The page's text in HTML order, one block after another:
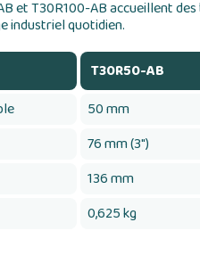
et T30R100-AB accueillent
industriel quotidien.
T30R50-AB
50 mm
76 mm (3")
136 mm
0,625 kg